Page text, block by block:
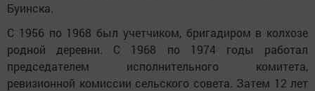
Буинска.
С 1956 по 1968 был учетчиком, бригадиром в колхозе
родной деревни. С 1968 по 1974 годы работал
председателем исполнительного комитета,
ревизионной комиссии сельского совета. Затем 12 лет